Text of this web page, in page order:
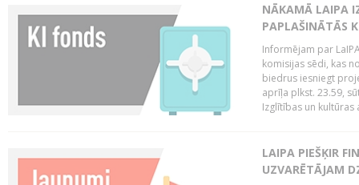
NĀKAMĀ LAIPA
PAPLAŠINĀTĀS
Informējam par
komisijas sēdi, kas
biedrus iesniegt
aprīļa plkst. 23.59,
Izglītības un kultūras
LAIPA PIEŠĶIR
UZVARĒTĀJAM